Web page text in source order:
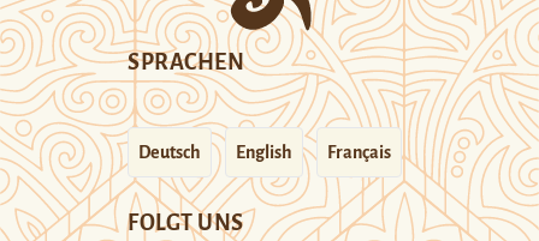
SPRACHEN
Deutsch English Français
FOLGT UNS